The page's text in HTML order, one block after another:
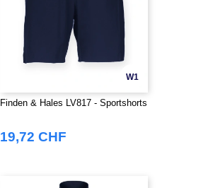
W1
Finden & Hales LV817 - Sportshorts
19,72 CHF